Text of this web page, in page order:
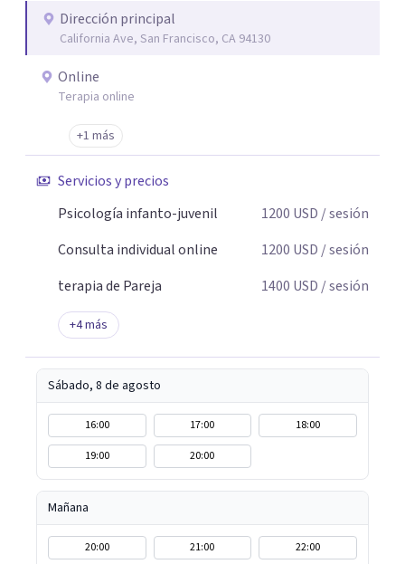
Dirección principal
California Ave, San Francisco, CA 94130
Online
Terapia online
+1 más
Servicios y precios
Psicología infanto-juvenil
1200 USD / sesión
Consulta individual online
1200 USD / sesión
terapia de Pareja
1400 USD / sesión
+4más
Sábado, 8 de agosto
16:00 17:00
18:00
19:00
20:00
Mañana
20:00 21:00
22:00